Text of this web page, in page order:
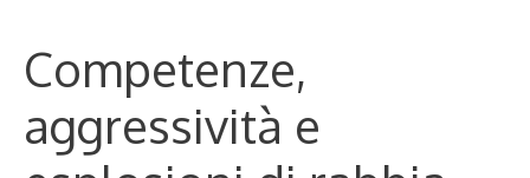
Competenze,
aggressività e